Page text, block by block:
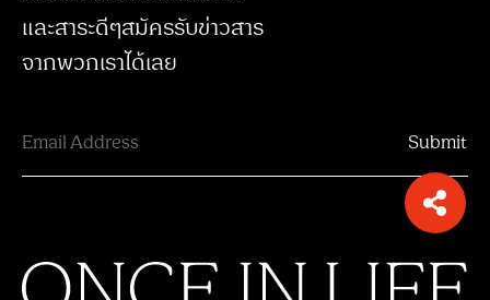
และสาระดีๆสมัครรับข่าวสาร
จากพวกเราได้เลย